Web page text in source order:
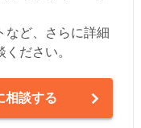
など、さらに詳細
ださい。
相談する